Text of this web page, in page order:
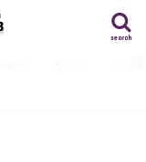
search